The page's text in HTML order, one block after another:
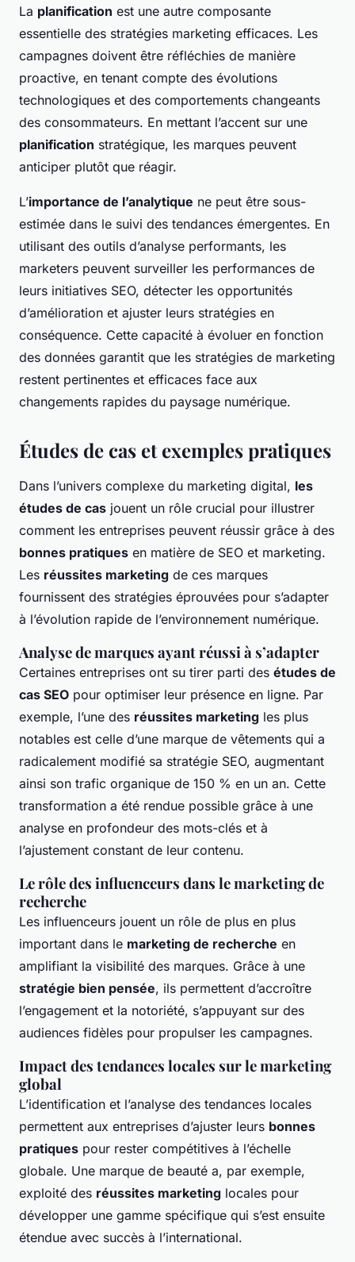
La planification est une autre composante
essentielle des stratégies marketing efficaces. Les
campagnes doivent être réfléchies de manière
proactive, en tenant compte des évolutions
technologiques et des comportements changeants
des consommateurs. En mettant l’accent sur une
planification stratégique, les marques peuvent
anticiper plutôt que réagir.
L’importance de l’analytique ne peut être sous-
estimée dans le suivi des tendances émergentes. En
utilisant des outils d’analyse performants, les
marketers peuvent surveiller les performances de
leurs initiatives SEO, détecter les opportunités
d’amélioration et ajuster leurs stratégies en
conséquence. Cette capacité à évoluer en fonction
des données garantit que les stratégies de marketing
restent pertinentes et efficaces face aux
changements rapides du paysage numérique.
Études de cas et exemples pratiques
Dans l’univers complexe du marketing digital, les
études de cas jouent un rôle crucial pour illustrer
comment les entreprises peuvent réussir grâce à des
bonnes pratiques en matière de SEO et marketing.
Les réussites marketing de ces marques
fournissent des stratégies éprouvées pour s’adapter
à l’évolution rapide de l’environnement numérique.
Analyse de marques ayant réussi à s’adapter
Certaines entreprises ont su tirer parti des études de
cas SEO pour optimiser leur présence en ligne. Par
exemple, l’une des réussites marketing les plus
notables est celle d’une marque de vêtements qui a
radicalement modifié sa stratégie SEO, augmentant
ainsi son trafic organique de 150 % en un an. Cette
transformation a été rendue possible grâce à une
analyse en profondeur des mots-clés et à
l’ajustement constant de leur contenu.
Le rôle des influenceurs dans le marketing de
recherche
Les influenceurs jouent un rôle de plus en plus
important dans le marketing de recherche en
amplifiant la visibilité des marques. Grâce à une
stratégie bien pensée, ils permettent d’accroître
l’engagement et la notoriété, s’appuyant sur des
audiences fidèles pour propulser les campagnes.
Impact des tendances locales sur le marketing
global
L’identification et l’analyse des tendances locales
permettent aux entreprises d’ajuster leurs bonnes
pratiques pour rester compétitives à l’échelle
globale. Une marque de beauté a, par exemple,
exploité des réussites marketing locales pour
développer une gamme spécifique qui s’est ensuite
étendue avec succès à l’international.